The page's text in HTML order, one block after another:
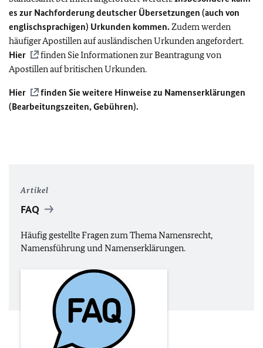
es zur Nachforderung deutscher Übersetzungen (auch von
englischsprachigen) Urkunden kommen. Zudem werden
häufiger Apostillen auf ausländischen Urkunden angefordert.
Hier
finden Sie Informationen zur Beantragung von
Apostillen auf britischen Urkunden.
Hier
finden Sie weitere Hinweise zu Namenserklärungen
(Bearbeitungszeiten, Gebühren).
Artikel
FAQ
Häufig gestellte Fragen zum Thema Namensrecht,
Namensführung und Namenserklärungen.